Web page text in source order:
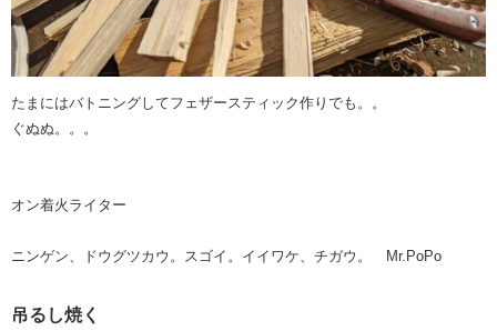
たまにはバトニングしてフェザースティック作りでも。。
ぐぬぬ。。。
オン着火ライター
ニンゲン、ドウグツカウ。スゴイ。イイワケ、チガウ。 Mr.PoPo
吊るし焼く